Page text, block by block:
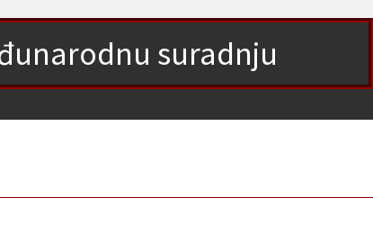
suradnju